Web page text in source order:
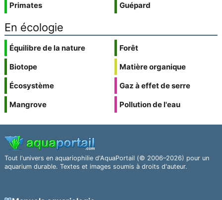
Primates
Guépard
En écologie
Équilibre de la nature
Biotope
Écosystème
Mangrove
Forêt
Matière organique
Gaz à effet de serre
Pollution de l'eau
Tout l'univers en aquariophilie d'AquaPortail (© 2006–2026) pour un
aquarium durable. Textes et images soumis à droits d'auteur.